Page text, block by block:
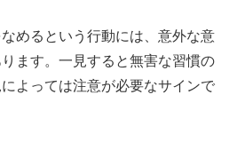
めるという行動には、意外な意
ます。一見すると無害な習慣の
よっては注意が必要なサインで